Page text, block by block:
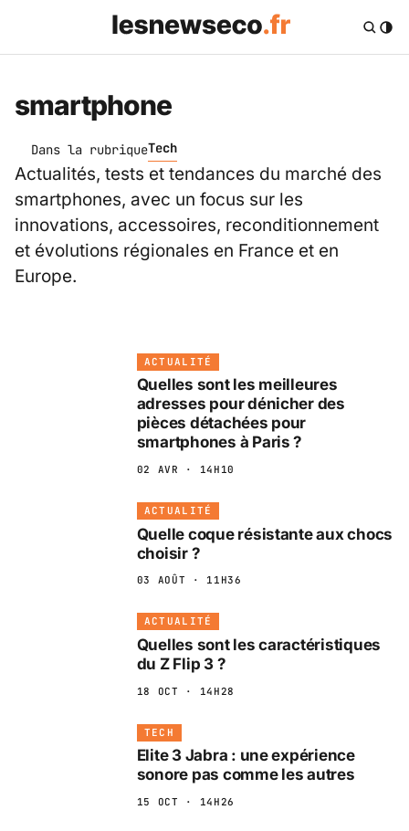
smartphone
Dans la rubriqueTech
Actualités, tests et tendances du marché des
smartphones, avec un focus sur les
innovations, accessoires, reconditionnement
et évolutions régionales en France et en
Europe.
ACTUALITÉ
Quelles sont les meilleures
adresses pour dénicher des
pièces détachées pour
smartphones à Paris ?
02 AVR · 14H10
ACTUALITÉ
Quelle coque résistante aux chocs
choisir ?
03 AOÛT · 11H36
ACTUALITÉ
Quelles sont les caractéristiques
du Z Flip 3 ?
18 OCT · 14H28
TECH
Elite 3 Jabra : une expérience
sonore pas comme les autres
15 OCT · 14H26